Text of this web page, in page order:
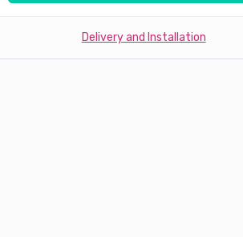
Delivery and Installation